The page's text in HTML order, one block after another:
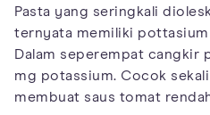
Pasta yang seringkali
ternyata memiliki
Dalam seperempat cangkir
mg potassium. Cocok
membuat saus tomat